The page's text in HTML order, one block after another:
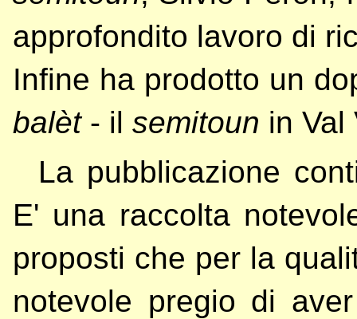
approfondito lavoro di
Infine ha prodotto un
balèt- il semitoun in Val
La pubblicazione
E' una raccolta
proposti che per la
notevole pregio di